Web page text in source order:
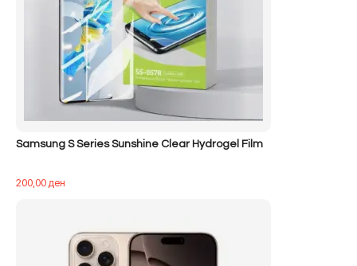
Samsung S Series Sunshine Clear Hydrogel Film
200,00ден